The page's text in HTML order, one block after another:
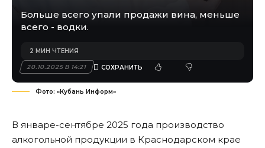
Больше всего упали продажи вина, меньше
всего - водки.
20.10.2025 В 14:21
2 МИН ЧТЕНИЯ
Фото: «Кубань Информ»
В январе-сентябре 2025 года производство
алкогольной продукции в Краснодарском крае